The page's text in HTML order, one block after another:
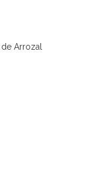
Arrozal